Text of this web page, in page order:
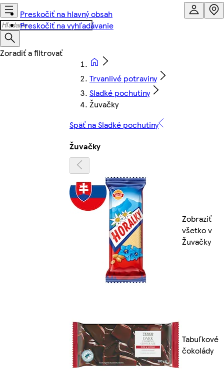
Preskočiť na hlavný obsah
Preskočiť na vyhľadávanie
Trvanlivé potraviny
Sladké pochutiny
Žuvačky
Späť na Sladké pochutiny
Žuvačky
Zobraziť
všetko v
Žuvačky
Tabuľkové
čokolády